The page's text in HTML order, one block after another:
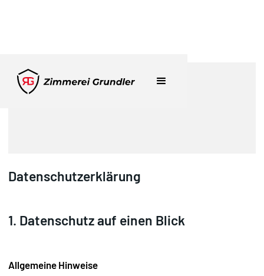
Datenschutzerklärung
1. Datenschutz auf einen Blick
Allgemeine Hinweise